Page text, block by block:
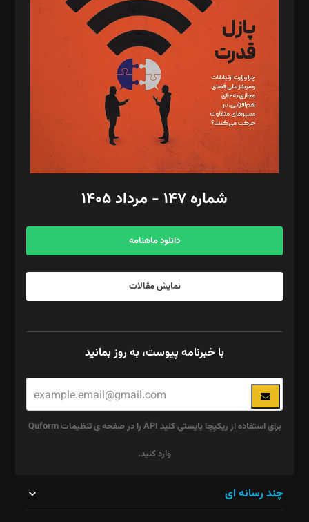
تحریریه‌: مجتبی محمود‌ی، آرش برهمند، یسنا امان‌پور، سروش کرمیان،
مصطفی مسجدی آرانی، ابوالفضل رجبی، زهرا فکرانه، فائزه فتحی
رستمی،مصطفی باستان
ویرایش: نگار استاد‌‌آقا
طراح یونیفرم: مجید توکلی
فیلمبرداری و عکاسی: امیر شفیعی، مانی لطفی زاده
گرافیک و صفحه‌آرایی: سید‌سبحان‌علی ثابت
مد‌یر توسعه تجاری: کامبیز برید‌
امور مالی: شاپور رهبری، محمد‌ کاظمی‌نیا
آگهی و مشترکین: ۰۹۱۹۹۹۹۰۴۵۴
شماره ۱۴۷ - مرداد ۱۴۰۵
دانلود ماهنامه
نمایش مقالات
با خبرنامه پیوست، به روز بمانید
برای استفاده از ریکپچا بایستی کلید API را در صفحه ی تنظیمات Quform
وارد کنید.
چند رسانه ای